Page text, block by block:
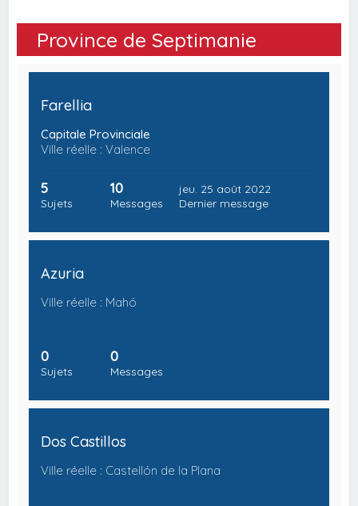
Province de Septimanie
Farellia
Capitale Provinciale
Ville réelle : Valence
5
Sujets
10
Messages
jeu. 25 août 2022
Dernier message
Azuria
Ville réelle : Mahó
0
Sujets
0
Messages
Dos Castillos
Ville réelle : Castellón de la Plana